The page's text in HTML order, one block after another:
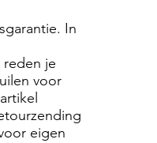
In
reden je
voor
eigen